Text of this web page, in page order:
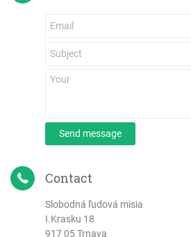
Send message
Contact
Slobodná ľudová misia
I.Krasku 18
917 05 Trnava